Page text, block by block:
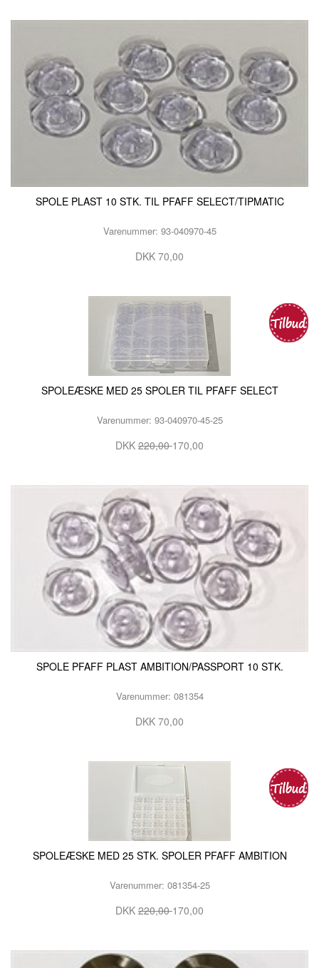
SPOLE PLAST 10 STK. TIL PFAFF SELECT/TIPMATIC
Varenummer: 93-040970-45
DKK 70,00
SPOLEÆSKE MED 25 SPOLER TIL PFAFF SELECT
Varenummer: 93-040970-45-25
DKK 220,00170,00
SPOLE PFAFF PLAST AMBITION/PASSPORT 10 STK.
Varenummer: 081354
DKK 70,00
SPOLEÆSKE MED 25 STK. SPOLER PFAFF AMBITION
Varenummer: 081354-25
DKK 220,00170,00